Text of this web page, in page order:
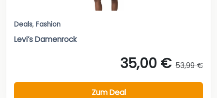
Deals, Fashion
Levi’s Damenrock
35,00 € 53,99 €
Zum Deal